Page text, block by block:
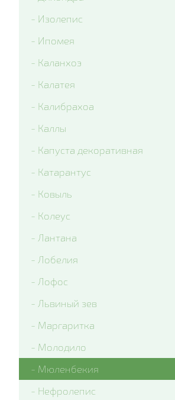
- Изолепис
- Ипомея
- Каланхоэ
- Калатея
- Калибрахоа
- Каллы
- Капуста декоративная
- Катарантус
- Ковыль
- Колеус
- Лантана
- Лобелия
- Лофос
- Львиный зев
- Маргаритка
- Молодило
- Мюленбекия
- Нефролепис